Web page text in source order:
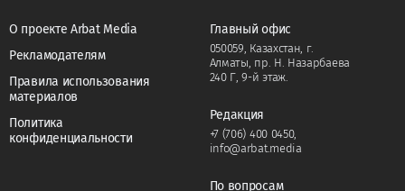
О проекте Arbat Media
Рекламодателям
Правила использования
материалов
Политика
конфиденциальности
Главный офис
050059, Казахстан, г.
Алматы, пр. Н. Назарбаева
240 Г, 9-й этаж.
Редакция
+7 (706) 400 0450,
info@arbat.media
По вопросам